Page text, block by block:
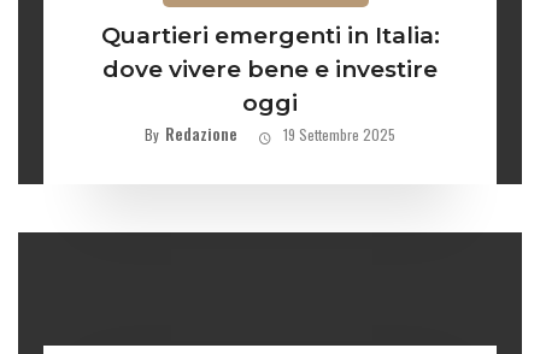
Quartieri emergenti in Italia:
dove vivere bene e investire
oggi
By Redazione 19 Settembre 2025